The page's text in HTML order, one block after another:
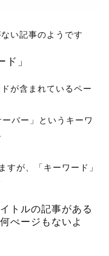
い記事のようです
」
が含まれているペー
バー」というキーワ
が、「キーワード」
トルの記事がある
ぺージもないよ